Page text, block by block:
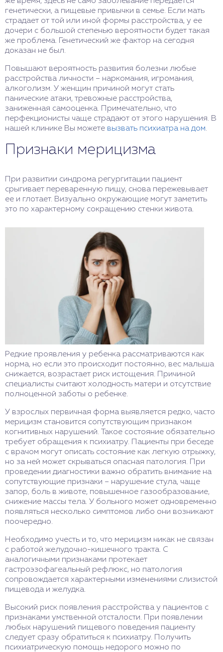
генетически, а пищевые привычки в семье. Если мать
страдает от той или иной формы расстройства, у ее
дочери с большой степенью вероятности будет такая
же проблема. Генетический же фактор на сегодня
доказан не был.
Повышают вероятность развития болезни любые
расстройства личности – наркомания, игромания,
алкоголизм. У женщин причиной могут стать
панические атаки, тревожные расстройства,
заниженная самооценка. Примечательно, что
перфекционисты чаще страдают от этого нарушения. В
нашей клинике Вы можете вызвать психиатра на дом.
Признаки мерицизма
При развитии синдрома регургитации пациент
срыгивает переваренную пищу, снова пережевывает
ее и глотает. Визуально окружающие могут заметить
это по характерному сокращению стенки живота.
Редкие проявления у ребенка рассматриваются как
норма, но если это происходит постоянно, вес малыша
снижается, возрастает риск истощения. Причиной
специалисты считают холодность матери и отсутствие
полноценной заботы о ребенке.
У взрослых первичная форма выявляется редко, часто
мерицизм становится сопутствующим признаком
когнитивных нарушений. Такое состояние обязательно
требует обращения к психиатру. Пациенты при беседе
с врачом могут описать состояние как легкую отрыжку,
но за ней может скрываться опасная патология. При
проведении диагностики важно обратить внимание на
сопутствующие признаки – нарушение стула, чаще
запор, боль в животе, повышенное газообразование,
снижение массы тела. У больного может одновременно
появляться несколько симптомов либо они возникают
поочередно.
Необходимо учесть и то, что мерицизм никак не связан
с работой желудочно-кишечного тракта. С
аналогичными признаками протекает
гастроэзофагеальный рефлюкс, но патология
сопровождается характерными изменениями слизистой
пищевода и желудка.
Высокий риск появления расстройства у пациентов с
признаками умственной отсталости. При появлении
любых нарушений пищевого поведения пациенту
следует сразу обратиться к психиатру. Получить
психиатрическую помощь недорого можно по